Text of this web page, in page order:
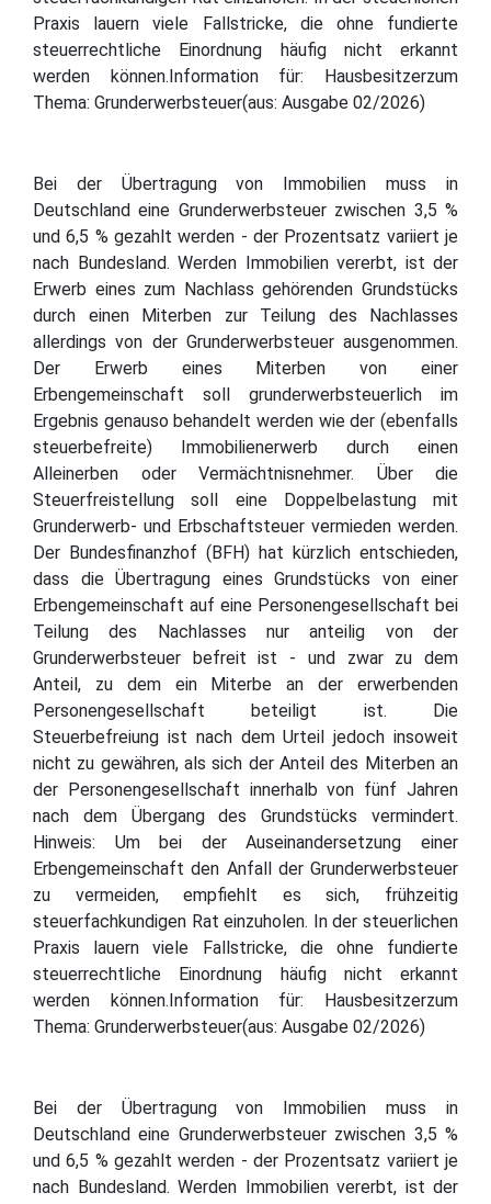
Praxis lauern viele Fallstricke, die ohne fundierte
steuerrechtliche Einordnung häufig nicht erkannt
werden können.Information für: Hausbesitzerzum
Thema: Grunderwerbsteuer(aus: Ausgabe 02/2026)
Bei der Übertragung von Immobilien muss in
Deutschland eine Grunderwerbsteuer zwischen 3,5 %
und 6,5 % gezahlt werden - der Prozentsatz variiert je
nach Bundesland. Werden Immobilien vererbt, ist der
Erwerb eines zum Nachlass gehörenden Grundstücks
durch einen Miterben zur Teilung des Nachlasses
allerdings von der Grunderwerbsteuer ausgenommen.
Der Erwerb eines Miterben von einer
Erbengemeinschaft soll grunderwerbsteuerlich im
Ergebnis genauso behandelt werden wie der (ebenfalls
steuerbefreite) Immobilienerwerb durch einen
Alleinerben oder Vermächtnisnehmer. Über die
Steuerfreistellung soll eine Doppelbelastung mit
Grunderwerb- und Erbschaftsteuer vermieden werden.
Der Bundesfinanzhof (BFH) hat kürzlich entschieden,
dass die Übertragung eines Grundstücks von einer
Erbengemeinschaft auf eine Personengesellschaft bei
Teilung des Nachlasses nur anteilig von der
Grunderwerbsteuer befreit ist - und zwar zu dem
Anteil, zu dem ein Miterbe an der erwerbenden
Personengesellschaft beteiligt ist. Die
Steuerbefreiung ist nach dem Urteil jedoch insoweit
nicht zu gewähren, als sich der Anteil des Miterben an
der Personengesellschaft innerhalb von fünf Jahren
nach dem Übergang des Grundstücks vermindert.
Hinweis: Um bei der Auseinandersetzung einer
Erbengemeinschaft den Anfall der Grunderwerbsteuer
zu vermeiden, empfiehlt es sich, frühzeitig
steuerfachkundigen Rat einzuholen. In der steuerlichen
Praxis lauern viele Fallstricke, die ohne fundierte
steuerrechtliche Einordnung häufig nicht erkannt
werden können.Information für: Hausbesitzerzum
Thema: Grunderwerbsteuer(aus: Ausgabe 02/2026)
Bei der Übertragung von Immobilien muss in
Deutschland eine Grunderwerbsteuer zwischen 3,5 %
und 6,5 % gezahlt werden - der Prozentsatz variiert je
nach Bundesland. Werden Immobilien vererbt, ist der